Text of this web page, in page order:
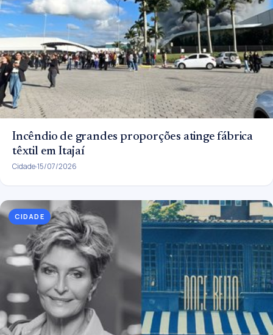
Incêndio de grandes proporções atinge fábrica
têxtil em Itajaí
Cidade15/07/2026
CIDADE